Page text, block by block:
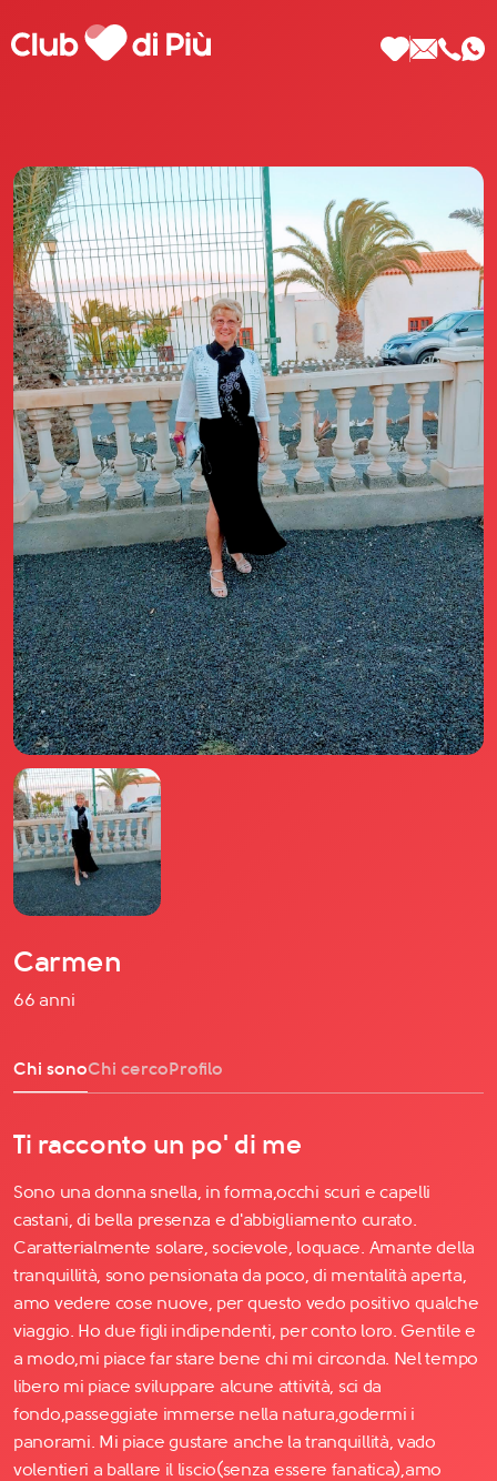
Scopri Club di Più
Le testimonianze Club di Più
La fondatrice Valeria Pilla
Annunci Donne
Agenzia matrimoniale Club di Più
Love Notebook
Il libro Donna di Cuori
Quanto costa Club di Più
Love Academy
Domande Frequenti
Impegno Sociale
Le nostre sedi
Facebook
YouTube
Instagram
TikTok
Carmen
66 anni
Chi sonoChi cercoProfilo
Ti racconto un po' di me
Sono una donna snella, in forma,occhi scuri e capelli
castani, di bella presenza e d'abbigliamento curato.
Caratterialmente solare, socievole, loquace. Amante della
tranquillità, sono pensionata da poco, di mentalità aperta,
amo vedere cose nuove, per questo vedo positivo qualche
viaggio. Ho due figli indipendenti, per conto loro. Gentile e
a modo,mi piace far stare bene chi mi circonda. Nel tempo
libero mi piace sviluppare alcune attività, sci da
fondo,passeggiate immerse nella natura,godermi i
panorami. Mi piace gustare anche la tranquillità, vado
volentieri a ballare il liscio(senza essere fanatica),amo